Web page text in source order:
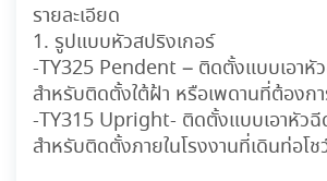
รายละเอียด
1. รูปแบบหัวสปริงเกอร์
-TY325 Pendent – ติดตั้งแบบเอาหั
สำหรับติดตั้งใต้ฝ้า หรือเพดานที่ต้องก
-TY315 Upright- ติดตั้งแบบเอาหัวฉี
สำหรับติดตั้งภายในโรงงานที่เดินท่อโ